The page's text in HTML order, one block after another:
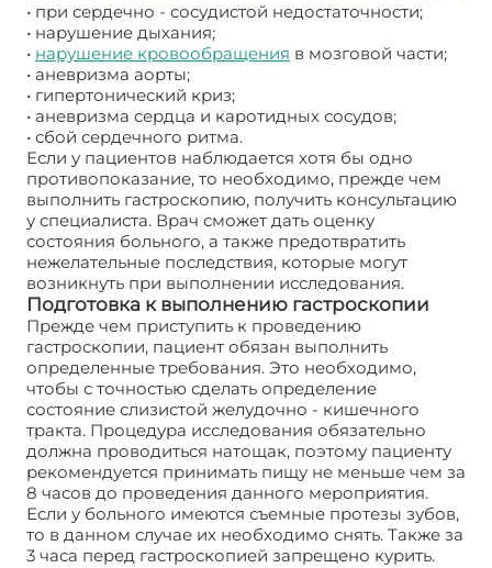
• при сердечно - сосудистой недостаточности;
• нарушение дыхания;
• нарушение кровообращения в мозговой части;
• аневризма аорты;
• гипертонический криз;
• аневризма сердца и каротидных сосудов;
• сбой сердечного ритма.
Если у пациентов наблюдается хотя бы одно
противопоказание, то необходимо, прежде чем
выполнить гастроскопию, получить консультацию
у специалиста. Врач сможет дать оценку
состояния больного, а также предотвратить
нежелательные последствия, которые могут
возникнуть при выполнении исследования.
Подготовка к выполнению гастроскопии
Прежде чем приступить к проведению
гастроскопии, пациент обязан выполнить
определенные требования. Это необходимо,
чтобы с точностью сделать определение
состояние слизистой желудочно - кишечного
тракта. Процедура исследования обязательно
должна проводиться натощак, поэтому пациенту
рекомендуется принимать пищу не меньше чем за
8 часов до проведения данного мероприятия.
Если у больного имеются съемные протезы зубов,
то в данном случае их необходимо снять. Также за
3 часа перед гастроскопией запрещено курить.